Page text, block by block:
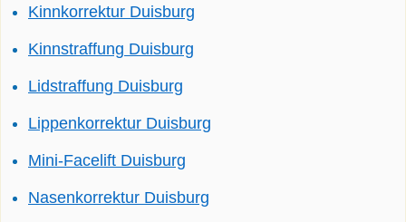
Kinnkorrektur Duisburg
Kinnstraffung Duisburg
Lidstraffung Duisburg
Lippenkorrektur Duisburg
Mini-Facelift Duisburg
Nasenkorrektur Duisburg